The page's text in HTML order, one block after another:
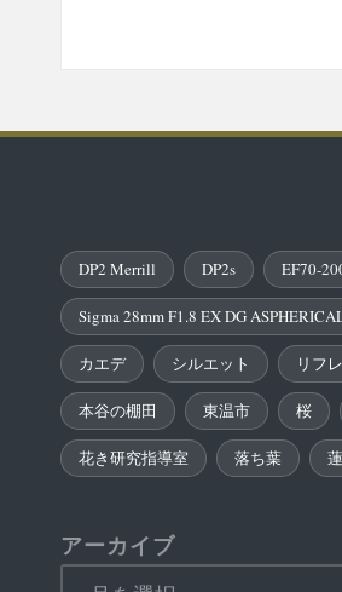
DP2 Merrill DP2s EF70-
Sigma 28mm F1.8 EX DG
カエデ シルエット リフ
本谷の棚田 東温市 桜
花き研究指導室 落ち葉 蓮
アーカイブ